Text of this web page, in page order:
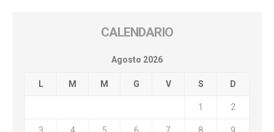
CALENDARIO
Agosto 2026
L M M G V S D
1 2